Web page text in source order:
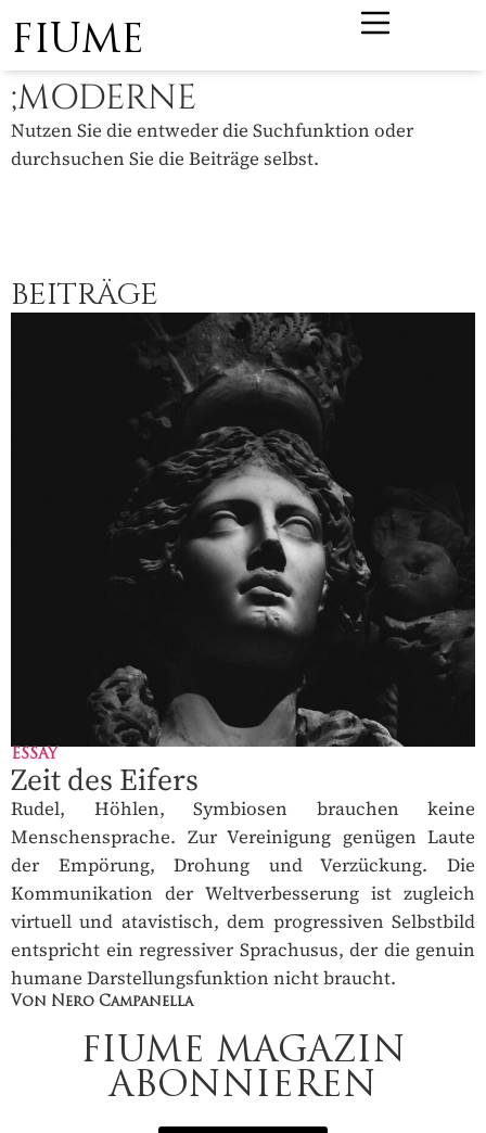
FIUME
;MODERNE
Nutzen Sie die entweder die Suchfunktion oder
durchsuchen Sie die Beiträge selbst.
BEITRÄGE
ESSAY
Zeit des Eifers
Rudel, Höhlen, Symbiosen brauchen keine
Menschensprache. Zur Vereinigung genügen Laute
der Empörung, Drohung und Verzückung. Die
Kommunikation der Weltverbesserung ist zugleich
virtuell und atavistisch, dem progressiven Selbstbild
entspricht ein regressiver Sprachusus, der die genuin
humane Darstellungsfunktion nicht braucht.
Von Nero Campanella
FIUME MAGAZIN
ABONNIEREN